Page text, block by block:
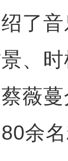
了
、
薇
余